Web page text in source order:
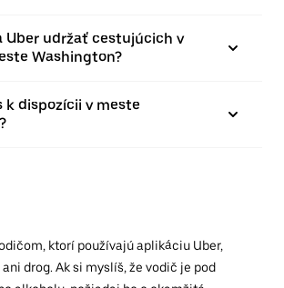
Uber udržať cestujúcich v
Washington?
k dispozícii v meste
ktorí používajú aplikáciu Uber,
drog. Ak si myslíš, že vodič je pod